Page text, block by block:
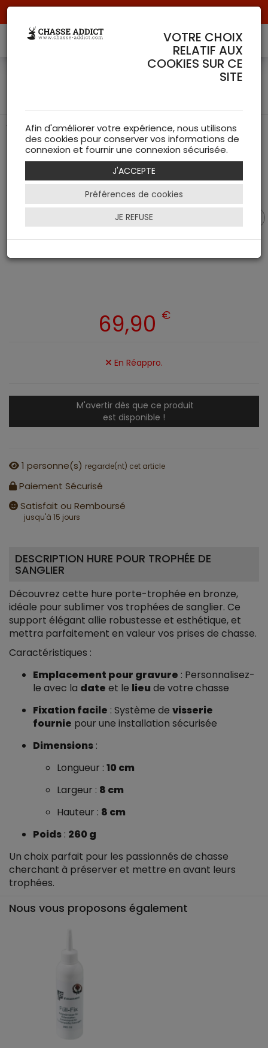
Trophée de chasse authentique
69,90 €
En Réappro.
M'avertir dès que ce produit
est disponible !
1 personne(s) regarde(nt) cet article
Paiement Sécurisé
Satisfait ou Remboursé
jusqu'à 15 jours
DESCRIPTION HURE POUR TROPHÉE DE
SANGLIER
Découvrez cette hure porte-trophée en bronze,
idéale pour sublimer vos trophées de sanglier. Ce
support élégant allie robustesse et esthétique, et
mettra parfaitement en valeur vos prises de chasse.
Caractéristiques :
Emplacement pour gravure : Personnalisez-
le avec la date et le lieu de votre chasse
Fixation facile : Système de visserie
fournie pour une installation sécurisée
Dimensions :
Longueur : 10 cm
Largeur : 8 cm
Hauteur : 8 cm
Poids : 260 g
Un choix parfait pour les passionnés de chasse
cherchant à préserver et mettre en avant leurs
trophées.
Nous vous proposons également
VOTRE CHOIX
RELATIF AUX
COOKIES SUR CE
SITE
Afin d'améliorer votre expérience, nous utilisons
des cookies pour conserver vos informations de
connexion et fournir une connexion sécurisée.
J'ACCEPTE
Préférences de cookies
JE REFUSE